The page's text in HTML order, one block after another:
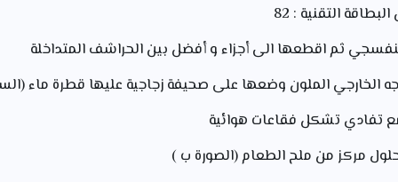
التقنية : 82
ثم اقطعها الى أجزاء و أفضل بين الحراشف المتداخلة
الخارجي الملون وضعها على صحيفة زجاجية عليها قطرة ماء
تفادي تشكل فقاعات هوائية
مركز من ملح الطعام (الصورة ب )